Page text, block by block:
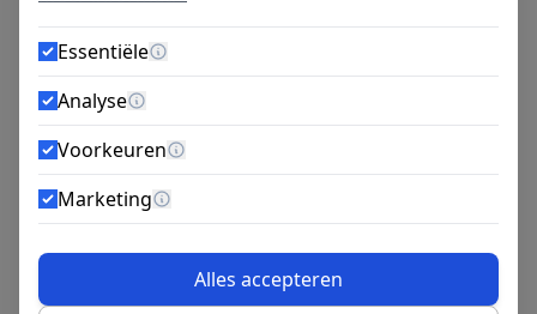
verzonden.
Smart Slagplug 8X120 100st
Essentiële
Analyse
Voorkeuren
Marketing
Alles accepteren